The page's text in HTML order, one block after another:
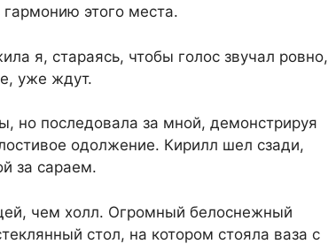
этого места.
я, стараясь, чтобы голос звучал ровно,
уже ждут.
но последовала за мной, демонстрируя
одолжение. Кирилл шел сзади,
за сараем.
чем холл. Огромный белоснежный
стол, на котором стояла ваза с